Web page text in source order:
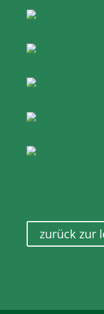
zurück zur